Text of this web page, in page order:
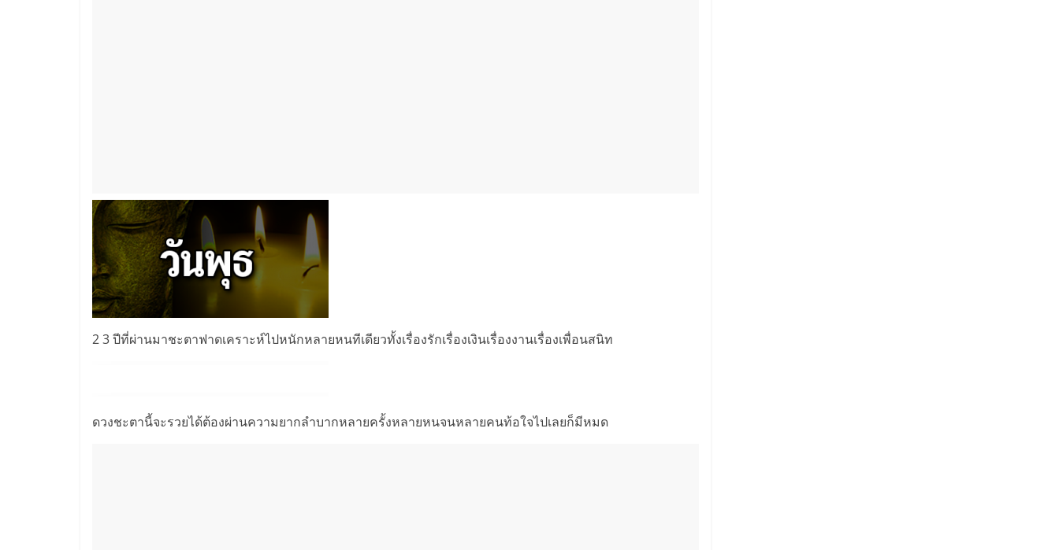
2 3 ปีที่ผ่านมาชะตาฟาดเคราะห์ไปหนักหลายหนทีเดียวทั้งเรื่องรักเรื่องเงินเรื่องงานเรื่องเพื่อนสนิท
ดวงชะตานี้จะรวยได้ต้องผ่านความยากลำบากหลายครั้งหลายหนจนหลายคนท้อใจไปเลยก็มีหมด